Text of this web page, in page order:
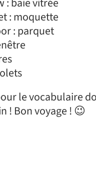
: moquette
: parquet
le vocabulaire
! Bon voyage ! 😉